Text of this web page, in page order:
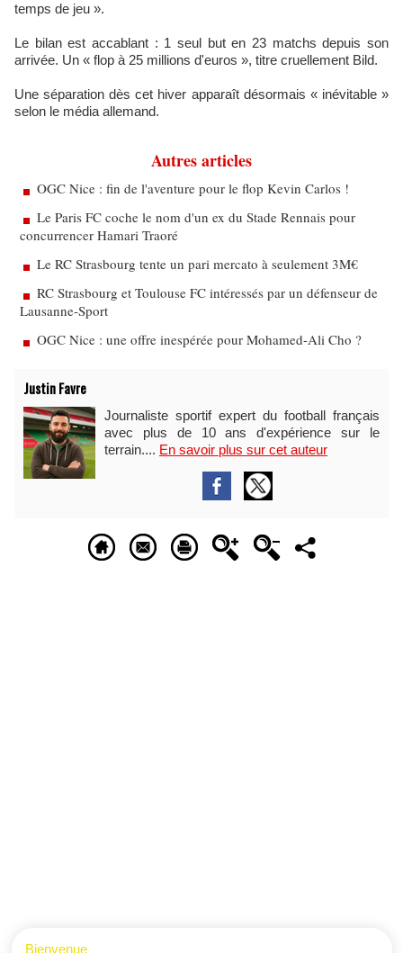
temps de jeu ».​
Le bilan est accablant : 1 seul but en 23 matchs depuis son
arrivée. Un « flop à 25 millions d'euros », titre cruellement Bild.​
Une séparation dès cet hiver apparaît désormais « inévitable »
selon le média allemand.
Autres articles
OGC Nice : fin de l'aventure pour le flop Kevin Carlos !
Le Paris FC coche le nom d'un ex du Stade Rennais pour
concurrencer Hamari Traoré
Le RC Strasbourg tente un pari mercato à seulement 3M€
RC Strasbourg et Toulouse FC intéressés par un défenseur de
Lausanne-Sport
OGC Nice : une offre inespérée pour Mohamed-Ali Cho ?
Justin Favre
Journaliste sportif expert du football français
avec plus de 10 ans d'expérience sur le
terrain.... En savoir plus sur cet auteur
Bienvenue